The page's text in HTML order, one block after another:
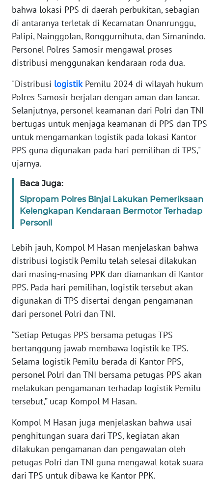
bahwa lokasi PPS di daerah perbukitan, sebagian
di antaranya terletak di Kecamatan Onanrunggu,
Palipi, Nainggolan, Ronggurnihuta, dan Simanindo.
Personel Polres Samosir mengawal proses
distribusi menggunakan kendaraan roda dua.
"Distribusi logistikPemilu 2024 di wilayah hukum
Polres Samosir berjalan dengan aman dan lancar.
Selanjutnya, personel keamanan dari Polri dan TNI
bertugas untuk menjaga keamanan di PPS dan TPS
untuk mengamankan logistik pada lokasi Kantor
PPS guna digunakan pada hari pemilihan di TPS,"
ujarnya.
Baca Juga:
Sipropam Polres Binjai Lakukan Pemeriksaan
Kelengkapan Kendaraan Bermotor Terhadap
Personil
Lebih jauh, Kompol M Hasan menjelaskan bahwa
distribusi logistik Pemilu telah selesai dilakukan
dari masing-masing PPK dan diamankan di Kantor
PPS. Pada hari pemilihan, logistik tersebut akan
digunakan di TPS disertai dengan pengamanan
dari personel Polri dan TNI.
“Setiap Petugas PPS bersama petugas TPS
bertanggung jawab membawa logistik ke TPS.
Selama logistik Pemilu berada di Kantor PPS,
personel Polri dan TNI bersama petugas PPS akan
melakukan pengamanan terhadap logistik Pemilu
tersebut,” ucap Kompol M Hasan.
Kompol M Hasan juga menjelaskan bahwa usai
penghitungan suara dari TPS, kegiatan akan
dilakukan pengamanan dan pengawalan oleh
petugas Polri dan TNI guna mengawal kotak suara
dari TPS untuk dibawa ke Kantor PPK.
SULBAR
WN
WN
SUMBAR
WN
SUMSEL
BENGKULU
WN
LAMPUNG
WN
JATENG
WN
WN
JOGJA
JATIM
WN
BALI
WN
KALBAR
WN
KALTENG